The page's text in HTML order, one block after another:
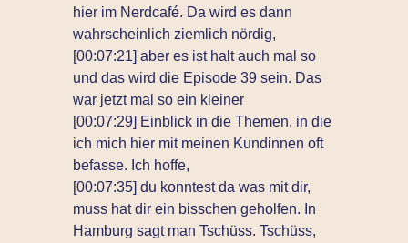
hier im Nerdcafé. Da wird es dann
wahrscheinlich ziemlich nördig,
[00:07:21] aber es ist halt auch mal so
und das wird die Episode 39 sein. Das
war jetzt mal so ein kleiner
[00:07:29] Einblick in die Themen, in die
ich mich hier mit meinen Kundinnen oft
befasse. Ich hoffe,
[00:07:35] du konntest da was mit dir,
muss hat dir ein bisschen geholfen. In
Hamburg sagt man Tschüss. Tschüss,